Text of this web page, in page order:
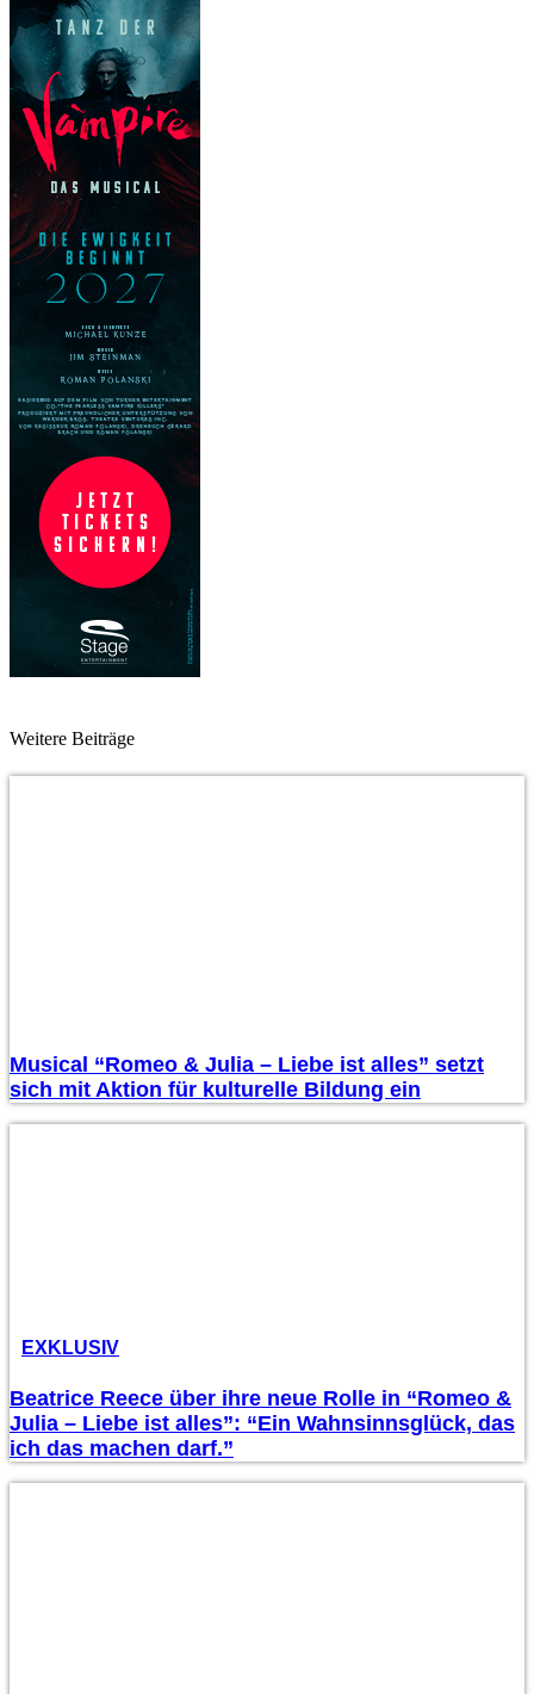
Weitere Beiträge
Musical “Romeo & Julia – Liebe ist alles” setzt
sich mit Aktion für kulturelle Bildung ein
EXKLUSIV
Beatrice Reece über ihre neue Rolle in “Romeo &
Julia – Liebe ist alles”: “Ein Wahnsinnsglück, das
ich das machen darf.”